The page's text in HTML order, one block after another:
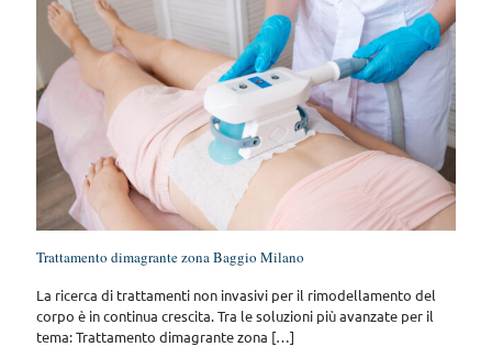
Trattamento dimagrante zona Baggio Milano
La ricerca di trattamenti non invasivi per il rimodellamento del
corpo è in continua crescita. Tra le soluzioni più avanzate per il
tema: Trattamento dimagrante zona […]